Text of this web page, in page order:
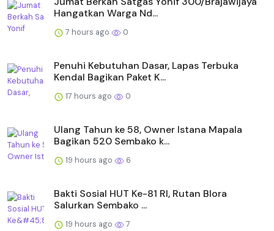
Hangatkan Warga Nd...
7 hours ago 0
Penuhi Kebutuhan Dasar, Lapas Terbuka
Kendal Bagikan Paket K...
17 hours ago 0
Ulang Tahun ke 58, Owner Istana Mapala
Bagikan 520 Sembako k...
19 hours ago 6
Bakti Sosial HUT Ke-81 RI, Rutan Blora
Salurkan Sembako ...
19 hours ago 7